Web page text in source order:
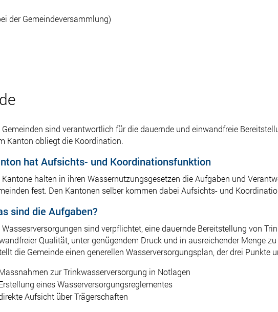
der Gemeindeversammlung)
Gemeinden sind verantwortlich für die dauernde und einwandfreie
Kanton obliegt die Koordination.
hat Aufsichts- und Koordinationsfunktion
Kantone halten in ihren Wassernutzungsgesetzen die Aufgaben und
fest. Den Kantonen selber kommen dabei Aufsichts- und
sind die Aufgaben?
Wassesrversorgungen sind verpflichtet, eine dauernde Bereitstellung von
Qualität, unter genügendem Druck und in ausreichender Menge
die Gemeinde einen generellen Wasserversorgungsplan, der drei Punkte
zur Trinkwasserversorgung in Notlagen
eines Wasserversorgungsreglementes
Aufsicht über Trägerschaften